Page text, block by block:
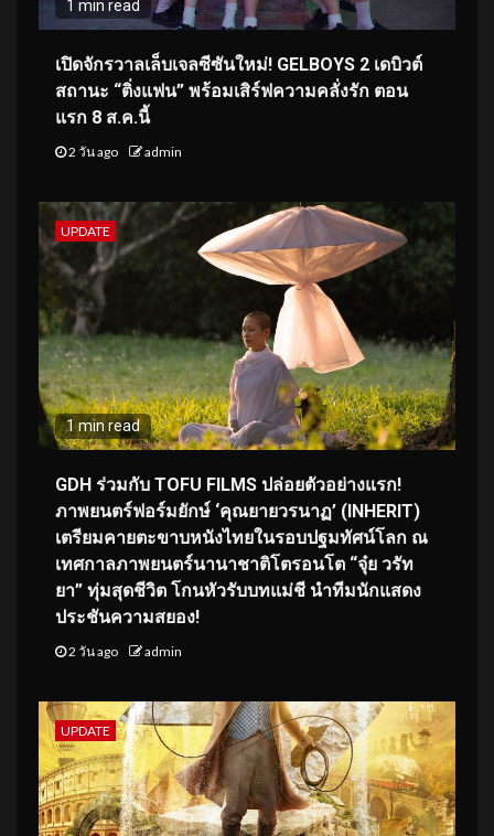
1 min read
เปิดจักรวาลเล็บเจลซีซันใหม่! GELBOYS 2 เดบิวต์
สถานะ “ติ่งแฟน” พร้อมเสิร์ฟความคลั่งรัก ตอน
แรก 8 ส.ค.นี้
2 วัน ago admin
UPDATE
1 min read
GDH ร่วมกับ TOFU FILMS ปล่อยตัวอย่างแรก!
ภาพยนตร์ฟอร์มยักษ์ ‘คุณยายวรนาฏ’ (INHERIT)
เตรียมคายตะขาบหนังไทยในรอบปฐมทัศน์โลก ณ
เทศกาลภาพยนตร์นานาชาติโตรอนโต “จุ๋ย วรัท
ยา” ทุ่มสุดชีวิต โกนหัวรับบทแม่ชี นำทีมนักแสดง
ประชันความสยอง!
2 วัน ago admin
UPDATE